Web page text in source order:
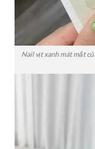
Nail vịt xanh mát mắt